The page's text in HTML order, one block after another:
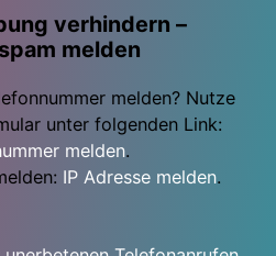
verhindern –
melden
melden? Nutze
unter folgenden Link:
melden.
IP Adresse melden.